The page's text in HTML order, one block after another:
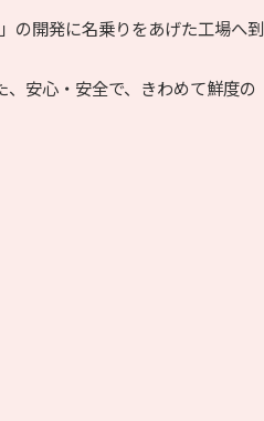
の開発に名乗りをあげた工場へ到
安心・安全で、きわめて鮮度の